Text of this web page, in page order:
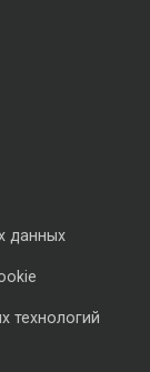
данных
технологий